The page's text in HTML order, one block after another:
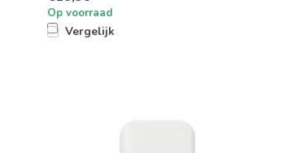
Op voorraad
Vergelijk